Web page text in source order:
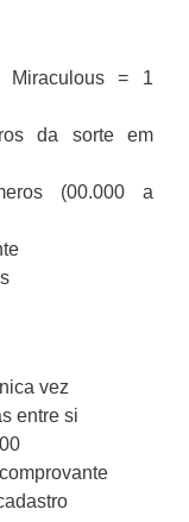
= 1
da sorte em
(00.000 a
vez
entre si